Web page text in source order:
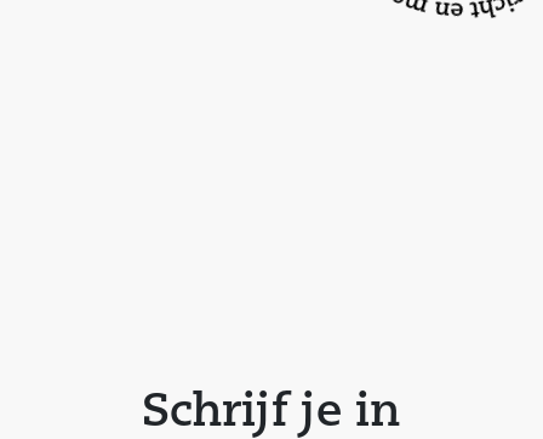
Schrijf je in